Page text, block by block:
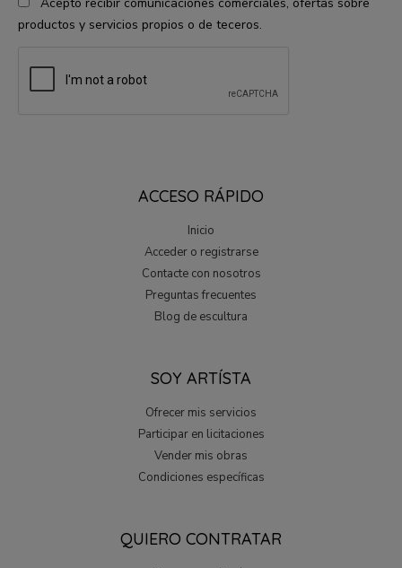
productos y servicios propios o de teceros.
ACCESO RÁPIDO
Inicio
Acceder o registrarse
Contacte con nosotros
Preguntas frecuentes
Blog de escultura
SOY ARTÍSTA
Ofrecer mis servicios
Participar en licitaciones
Vender mis obras
Condiciones específicas
QUIERO CONTRATAR